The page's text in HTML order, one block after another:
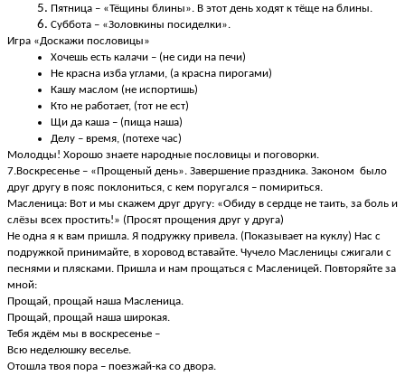
Пятница – «Тёщины блины». В этот день ходят к тёще на блины.
Суббота – «Золовкины посиделки».
Игра «Доскажи пословицы»
Хочешь есть калачи – (не сиди на печи)
Не красна изба углами, (а красна пирогами)
Кашу маслом (не испортишь)
Кто не работает, (тот не ест)
Щи да каша – (пища наша)
Делу – время, (потехе час)
Молодцы! Хорошо знаете народные пословицы и поговорки.
7.Воскресенье – «Прощеный день». Завершение праздника. Законом было
друг другу в пояс поклониться, с кем поругался – помириться.
Масленица: Вот и мы скажем друг другу: «Обиду в сердце не таить, за боль и
слёзы всех простить!» (Просят прощения друг у друга)
Не одна я к вам пришла. Я подружку привела. (Показывает на куклу) Нас с
подружкой принимайте, в хоровод вставайте. Чучело Масленицы сжигали с
песнями и плясками. Пришла и нам прощаться с Масленицей. Повторяйте за
мной:
Прощай, прощай наша Масленица.
Прощай, прощай наша широкая.
Тебя ждём мы в воскресенье –
Всю неделюшку веселье.
Отошла твоя пора – поезжай-ка со двора.